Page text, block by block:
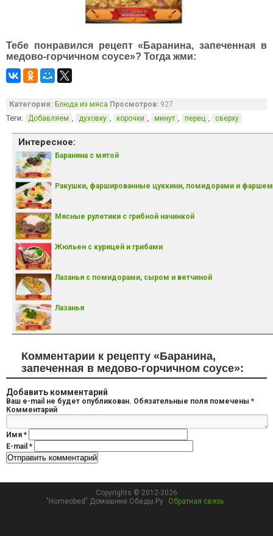
Тебе понравился рецепт «Баранина, запеченная в
медово-горчичном соусе»? Тогда жми:
Категория: Блюда из мяса Просмотров: 927
Теги: Добавляем духовку корочки минут перец сверху
Интересное:
Баранина с мятой
Ракушки, фаршированные цуккини, помидорами и фаршем
Мясные рулетики с грибной начинкой
Жюльен с курицей и грибами
Лазанья с помидорами, сыром и ветчиной
Лазанья
Комментарии к рецепту «Баранина,
запеченная в медово-горчичном соусе»:
Добавить комментарий
Ваш e-mail не будет опубликован. Обязательные поля помечены *
Комментарий
Имя *
E-mail *
Copyrights © 2012-2026
"Homeobed" Домашние Обеды.Ру
Обратная связь